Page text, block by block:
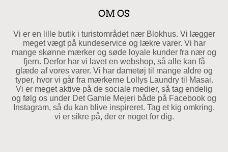
OM OS
Vi er en lille butik i turistområdet nær Blokhus. Vi lægger
meget vægt på kundeservice og lækre varer. Vi har
mange skønne mærker og søde loyale kunder fra nær og
fjern. Derfor har vi lavet en webshop, så alle kan få
glæde af vores varer. Vi har dametøj til mange aldre og
typer, hvor vi går fra mærkerne Lollys Laundry til Masai.
Vi er meget aktive på de sociale medier, så tag endelig
og følg os under Det Gamle Mejeri både på Facebook og
Instagram, så du kan blive inspireret. Tag et kig omkring,
vi er sikre på, der er noget for dig.